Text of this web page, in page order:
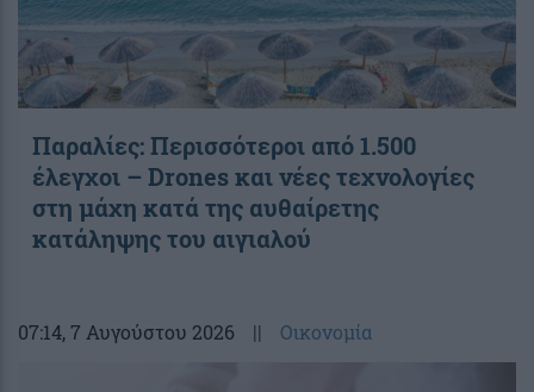
Παραλίες: Περισσότεροι από 1.500
έλεγχοι – Drones και νέες τεχνολογίες
στη μάχη κατά της αυθαίρετης
κατάληψης του αιγιαλού
07:14, 7 Αυγούστου 2026 || Οικονομία